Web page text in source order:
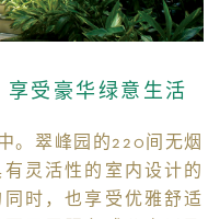
受豪华绿意生活
。翠峰园的220间无烟
灵活性的室内设计的
时，也享受优雅舒适